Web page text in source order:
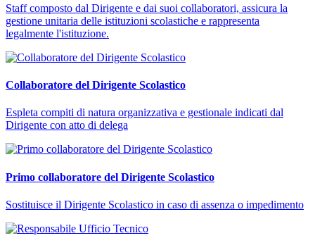
Staff composto dal Dirigente e dai suoi collaboratori, assicura la
gestione unitaria delle istituzioni scolastiche e rappresenta
legalmente l'istituzione.
Collaboratore del Dirigente Scolastico
Espleta compiti di natura organizzativa e gestionale indicati dal
Dirigente con atto di delega
Primo collaboratore del Dirigente Scolastico
Sostituisce il Dirigente Scolastico in caso di assenza o impedimento